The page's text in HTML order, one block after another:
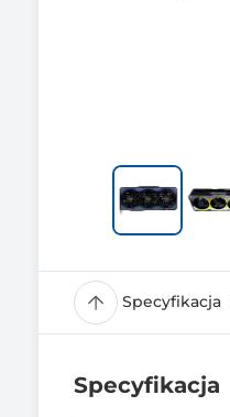
Specyfikacja
Specyfikacja